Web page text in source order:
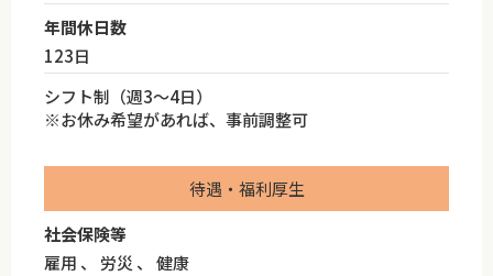
年間休日数
123日
シフト制（週3～4日）
※お休み希望があれば、事前調整可
待遇・福利厚生
社会保険等
雇用 、 労災 、 健康